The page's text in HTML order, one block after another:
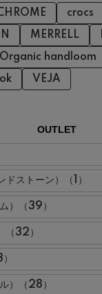
crocs
MERRELL
Organic handloom
VEJA
OUTLET
ストーン）（1）
）（39）
（32）
）（28）